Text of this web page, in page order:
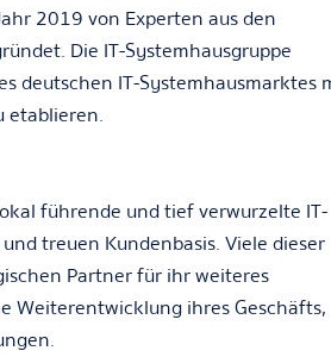
2019 von Experten aus den
Die IT-Systemhausgruppe
deutschen IT-Systemhausmarktes
etablieren.
führende und tief verwurzelte IT-
treuen Kundenbasis. Viele dieser
Partner für ihr weiteres
Weiterentwicklung ihres Geschäfts,